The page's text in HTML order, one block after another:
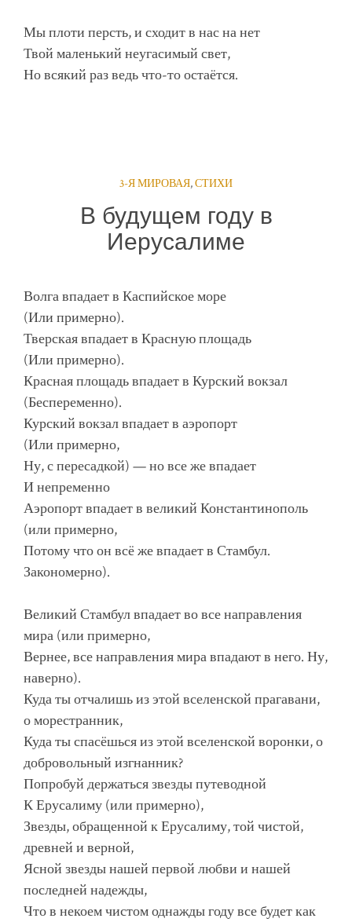
Мы плоти персть, и сходит в нас на нет
Твой маленький неугасимый свет,
Но всякий раз ведь что-то остаётся.
3-Я МИРОВАЯ,СТИХИ
В будущем году в
Иерусалиме
Волга впадает в Каспийское море
(Или примерно).
Тверская впадает в Красную площадь
(Или примерно).
Красная площадь впадает в Курский вокзал
(Беспеременно).
Курский вокзал впадает в аэропорт
(Или примерно,
Ну, с пересадкой) — но все же впадает
И непременно
Аэропорт впадает в великий Константинополь
(или примерно,
Потому что он всё же впадает в Стамбул.
Закономерно).
Великий Стамбул впадает во все направления
мира (или примерно,
Вернее, все направления мира впадают в него. Ну,
наверно).
Куда ты отчалишь из этой вселенской прагавани,
о морестранник,
Куда ты спасёшься из этой вселенской воронки, о
добровольный изгнанник?
Попробуй держаться звезды путеводной
К Ерусалиму (или примерно),
Звезды, обращенной к Ерусалиму, той чистой,
древней и верной,
Ясной звезды нашей первой любви и нашей
последней надежды,
Что в некоем чистом однажды году все будет как